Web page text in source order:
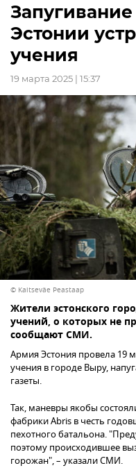
Эстонии
учения
19 марта 2025 | 15:37
© Kaitseväe Peastaap
Жители эстонского
учений, о которых не
сообщают СМИ.
Армия Эстония провела 19
учения в городе Выру,
газеты.
Так, маневры якобы
фабрики Abris в честь
пехотного батальона.
поэтому происходившее
горожан", – указали СМИ.